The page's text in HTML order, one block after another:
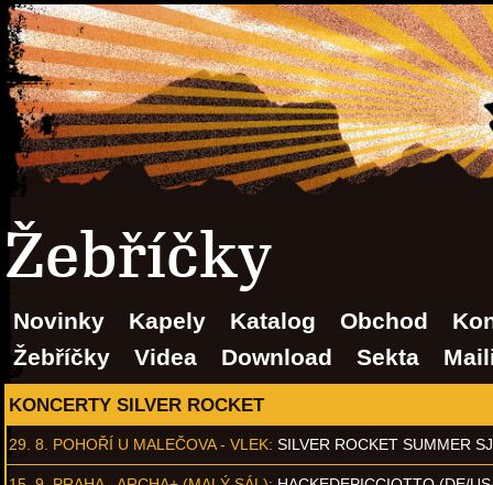
Žebříčky
Novinky Kapely Katalog Obchod
Žebříčky
Videa Download Sekta
KONCERTY SILVER ROCKET
29. 8. POHOŘÍ U MALEČOVA - VLEK: SILVER ROCKET SUMMER